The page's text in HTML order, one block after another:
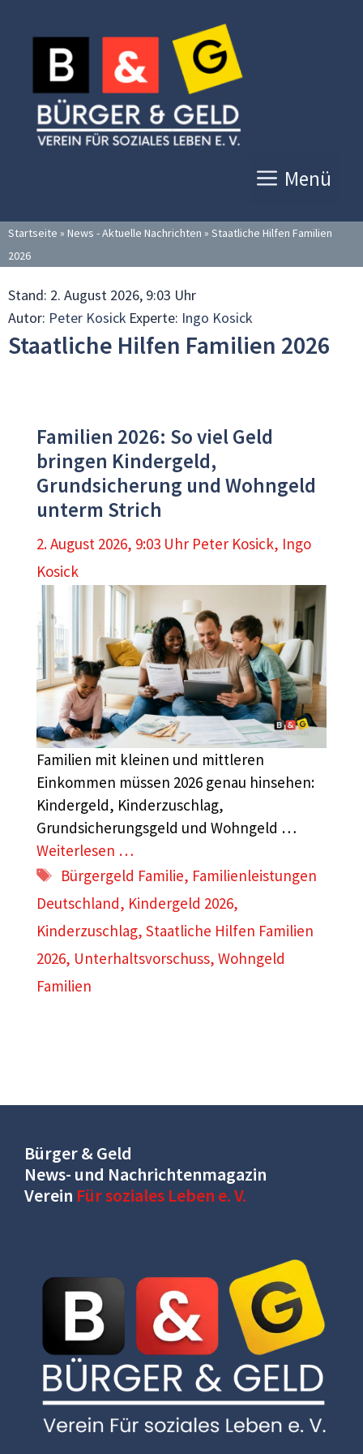
Inhalt
springen
Menü
Startseite » News - Aktuelle Nachrichten » Staatliche Hilfen Familien
2026
Stand: 2. August 2026, 9:03 Uhr
Autor: Peter Kosick Experte: Ingo Kosick
Staatliche Hilfen Familien 2026
Familien 2026: So viel Geld
bringen Kindergeld,
Grundsicherung und Wohngeld
unterm Strich
2. August 2026, 9:03 Uhr Peter Kosick, Ingo
Kosick
Familien mit kleinen und mittleren
Einkommen müssen 2026 genau hinsehen:
Kindergeld, Kinderzuschlag,
Grundsicherungsgeld und Wohngeld …
Weiterlesen …
Schlagwörter
Bürgergeld Familie, Familienleistungen
Deutschland, Kindergeld 2026,
Kinderzuschlag, Staatliche Hilfen Familien
2026, Unterhaltsvorschuss, Wohngeld
Familien
Bürger & Geld
News- und Nachrichtenmagazin
Verein Für soziales Leben e. V.